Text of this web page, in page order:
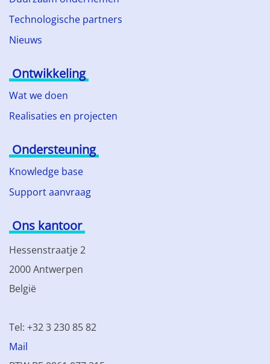
Technologische partners
Nieuws
Ontwikkeling
Wat we doen
Realisaties en projecten
Ondersteuning
Knowledge base
Support aanvraag
Ons kantoor
Hessenstraatje 2
2000 Antwerpen
België
Tel: +32 3 230 85 82
Mail